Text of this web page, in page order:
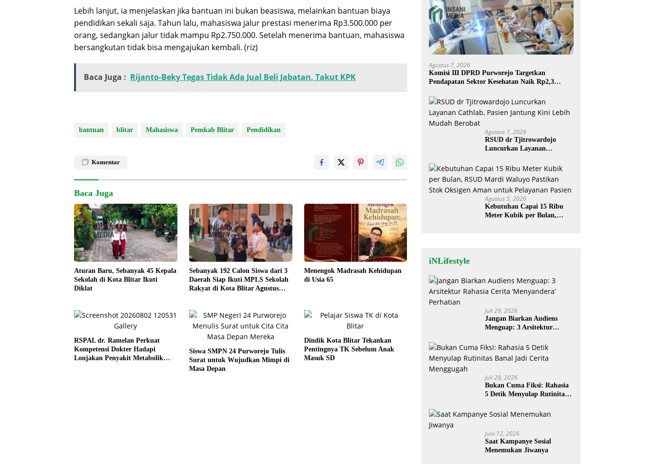
Lebih lanjut, ia menjelaskan jika bantuan ini bukan beasiswa, melainkan bantuan biaya
pendidikan sekali saja. Tahun lalu, mahasiswa jalur prestasi menerima Rp3.500.000 per
orang, sedangkan jalur tidak mampu Rp2.750.000. Setelah menerima bantuan, mahasiswa
bersangkutan tidak bisa mengajukan kembali. (riz)
Baca Juga : Rijanto-Beky Tegas Tidak Ada Jual Beli Jabatan, Takut KPK
bantuan blitar Mahasiswa Pemkab Blitar Pendidikan
Komentar
Baca Juga
Aturan Baru, Sebanyak 45 Kepala
Sekolah di Kota Blitar Ikuti
Diklat
Sebanyak 192 Calon Siswa dari 3
Daerah Siap Ikuti MPLS Sekolah
Rakyat di Kota Blitar Agustus
Menengok Madrasah Kehidupan
di Usia 65
RSPAL dr. Ramelan Perkuat
Kompetensi Dokter Hadapi
Lonjakan Penyakit Metabolik
Siswa SMPN 24 Purworejo Tulis
Surat untuk Wujudkan Mimpi di
Masa Depan
Dindik Kota Blitar Tekankan
Pentingnya TK Sebelum Anak
Masuk SD
Agustus 7, 2026
Komisi III DPRD Purworejo Targetkan
Pendapatan Sektor Kesehatan Naik Rp2,3
Agustus 7, 2026
RSUD dr Tjitrowardojo
Luncurkan Layanan
Lebih Mudah Berobat
Agustus 5, 2026
Kebutuhan Capai 15 Ribu
Meter Kubik per Bulan,
iNLifestyle
Juli 29, 2026
Jangan Biarkan Audiens
Menguap: 3 Arsitektur
Perhatian
Juli 28, 2026
Bukan Cuma Fiksi: Rahasia
5 Detik Menyulap Rutinitas
Menggugah
Juni 12, 2026
Saat Kampanye Sosial
Menemukan Jiwanya